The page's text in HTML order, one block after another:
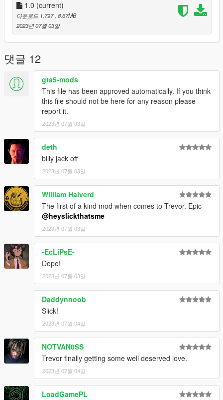
1.0 (current)
다운로드 1,797 , 8.67MB
2023년 07월 03일
댓글 12
gta5-mods
This file has been approved automatically. If you think
this file should not be here for any reason please
report it.
2023년 07월 03일
deth
billy jack off
2023년 07월 03일
William Halverd
The first of a kind mod when comes to Trevor. Epic
@heyslickthatsme
2023년 07월 03일
-EcLiPsE-
Dope!
2023년 07월 03일
Daddynnoob
Slick!
2023년 07월 04일
NOTVAN0SS
Trevor finally getting some well deserved love.
2023년 07월 04일
LoadGamePL